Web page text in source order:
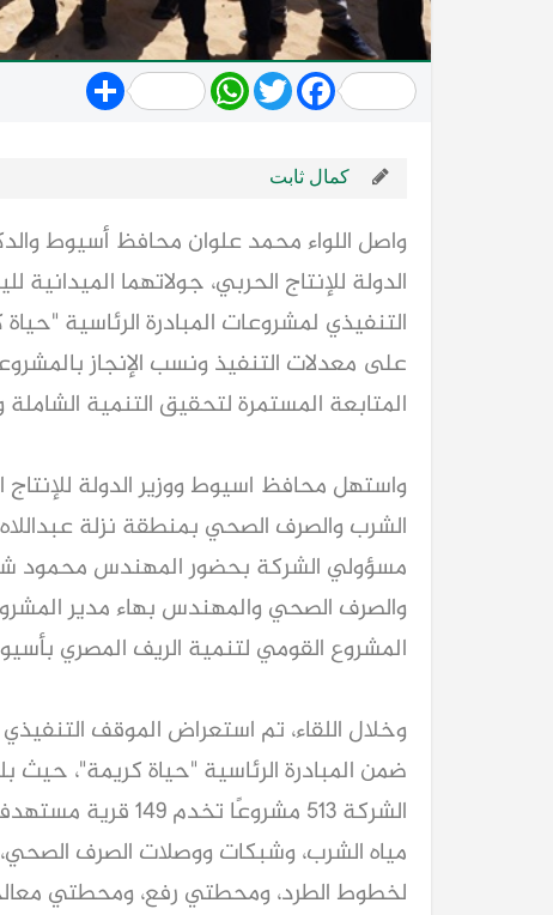
Share WhatsApp
TwitterFacebook
كمال ثابت
واصل اللواء محمد علوان محافظ أسيوط
الدولة للإنتاج الحربي، جولاتهما
التنفيذي لمشروعات المبادرة الرئاسية
على معدلات التنفيذ ونسب الإنجاز
المتابعة المستمرة لتحقيق التنمية
واستهل محافظ اسيوط ووزير الدولة للإنتاج
الشرب والصرف الصحي بمنطقة نزلة
مسؤولي الشركة بحضور المهندس محمود
والصرف الصحي والمهندس بهاء مدير
المشروع القومي لتنمية الريف المصري
وخلال اللقاء، تم استعراض الموقف
ضمن المبادرة الرئاسية "حياة كريمة"،
لخطوط الطرد، ومحطتي رفع، ومحطتي